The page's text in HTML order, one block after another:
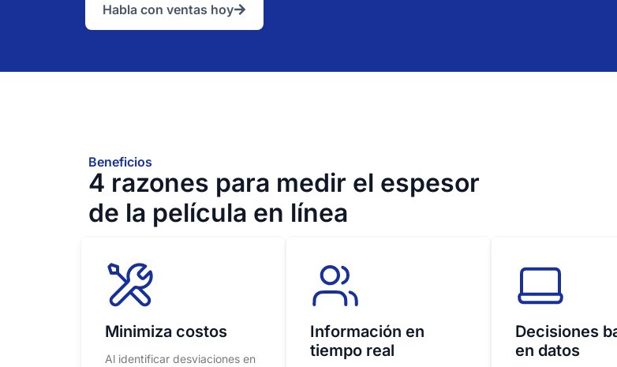
Habla con ventas hoy
Beneficios
4 razones para medir el espesor
de la película en línea
Minimiza costos
Al identificar desviaciones en
Información en
tiempo real
Decisiones
en datos